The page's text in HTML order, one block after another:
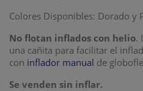
Colores Disponibles: Dorado y
No flotan inflados con helio.
una cañita para facilitar el
con inflador manual de
Se venden sin inflar.